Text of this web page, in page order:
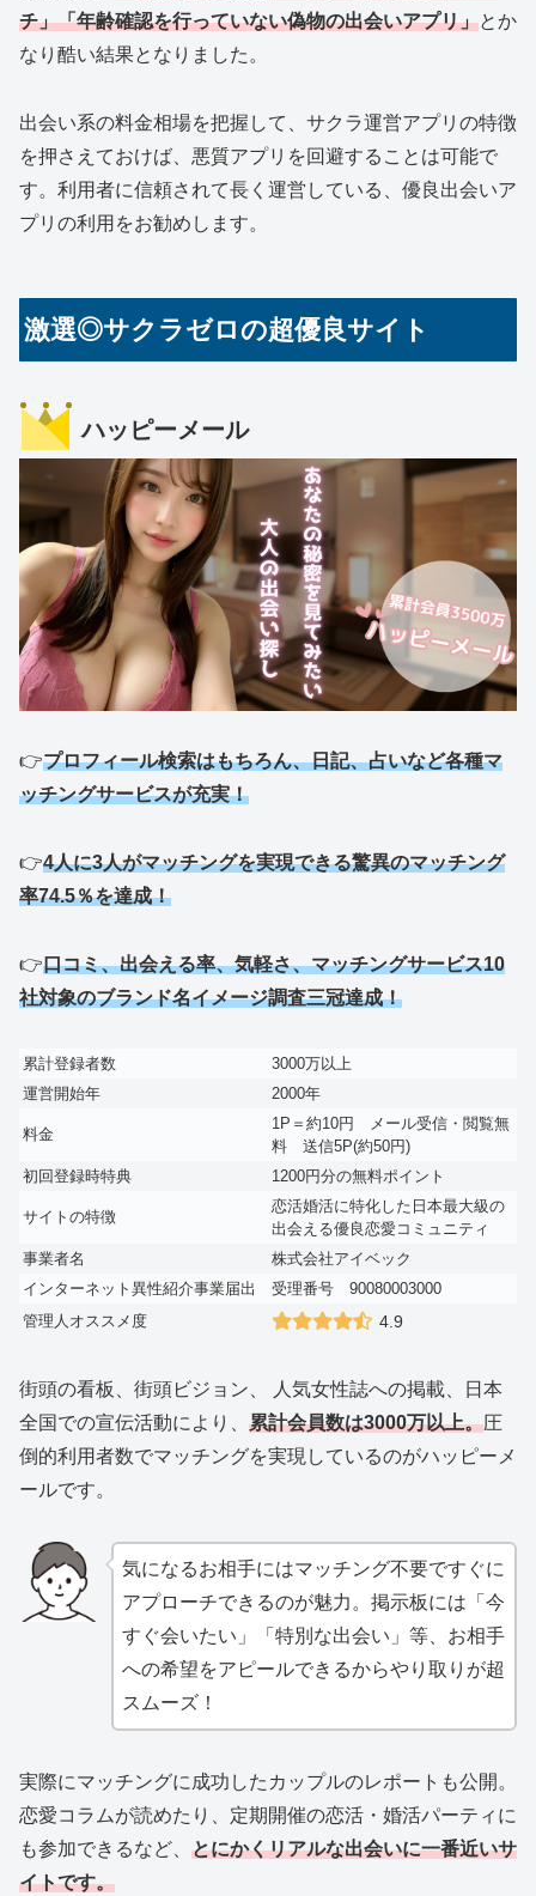
チ」「年齢確認を行っていない偽物の出会いアプリ」とか
なり酷い結果となりました。
出会い系の料金相場を把握して、サクラ運営アプリの特徴
を押さえておけば、悪質アプリを回避することは可能で
す。利用者に信頼されて長く運営している、優良出会いア
プリの利用をお勧めします。
激選◎サクラゼロの超優良サイト
ハッピーメール
👉プロフィール検索はもちろん、日記、占いなど各種マ
ッチングサービスが充実！
👉4人に3人がマッチングを実現できる驚異のマッチング
率74.5％を達成！
👉口コミ、出会える率、気軽さ、マッチングサービス10
社対象のブランド名イメージ調査三冠達成！
累計登録者数
3000万以上
運営開始年
2000年
料金
1P＝約10円 メール受信・閲覧無
料 送信5P(約50円)
初回登録時特典
1200円分の無料ポイント
サイトの特徴
恋活婚活に特化した日本最大級の
出会える優良恋愛コミュニティ
事業者名
株式会社アイベック
インターネット異性紹介事業届出
受理番号 90080003000
管理人オススメ度
4.9
街頭の看板、街頭ビジョン、 人気女性誌への掲載、日本
全国での宣伝活動により、 累計会員数は3000万以上。圧
倒的利用者数でマッチングを実現しているのがハッピーメ
ールです。
気になるお相手にはマッチング不要ですぐに
アプローチできるのが魅力。掲示板には「今
すぐ会いたい」「特別な出会い」等、お相手
への希望をアピールできるからやり取りが超
スムーズ！
実際にマッチングに成功したカップルのレポートも公開。
恋愛コラムが読めたり、定期開催の恋活・婚活パーティに
も参加できるなど、 とにかくリアルな出会いに一番近いサ
イトです。